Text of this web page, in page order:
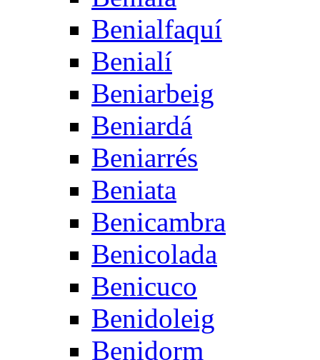
Benialfaquí
Benialí
Beniarbeig
Beniardá
Beniarrés
Beniata
Benicambra
Benicolada
Benicuco
Benidoleig
Benidorm